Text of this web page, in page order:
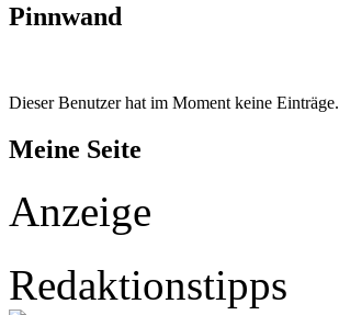
Pinnwand
Dieser Benutzer hat im Moment keine Einträge.
Meine Seite
Anzeige
Redaktionstipps